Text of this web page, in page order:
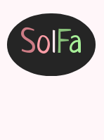
SolFa